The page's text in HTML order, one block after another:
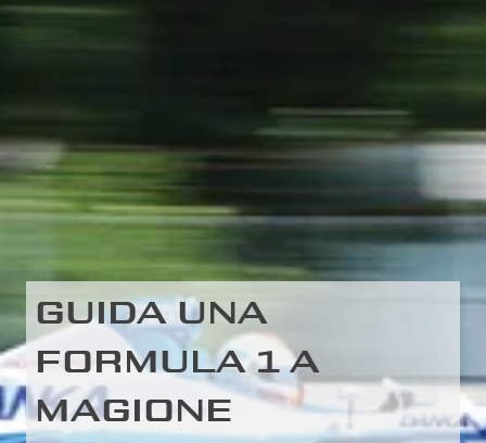
GUIDA UNA
FORMULA 1 A
MAGIONE